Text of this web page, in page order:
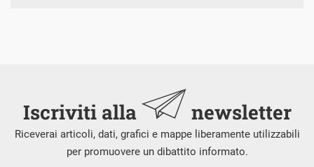
Iscriviti alla newsletter
Riceverai articoli, dati, grafici e mappe liberamente utilizzabili
per promuovere un dibattito informato.